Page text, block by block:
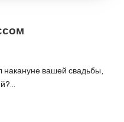
накануне вашей свадьбы,